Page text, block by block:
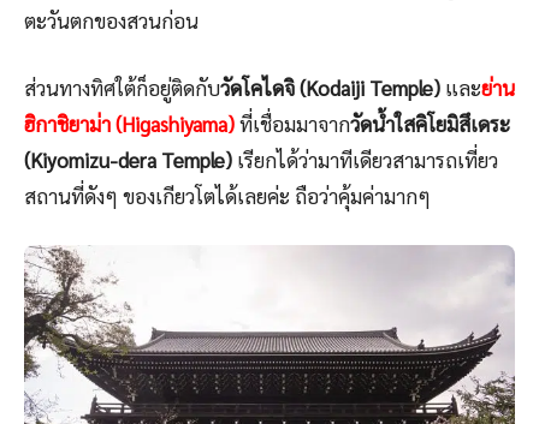
ตะวันตกของสวนก่อน
ส่วนทางทิศใต้ก็อยู่ติดกับวัดโคไดจิ (Kodaiji Temple) และย่าน
ฮิกาชิยาม่า (Higashiyama)ที่เชื่อมมาจากวัดน้ำใสคิโยมิสึเดระ
(Kiyomizu-dera Temple) เรียกได้ว่ามาทีเดียวสามารถเที่ยว
สถานที่ดังๆ ของเกียวโตได้เลยค่ะ ถือว่าคุ้มค่ามากๆ